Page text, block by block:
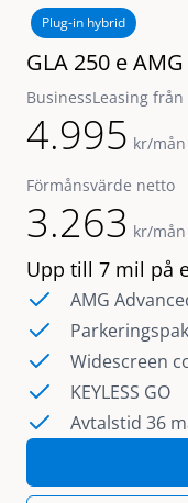
Plug-in hybrid
GLA 250 e
BusinessLeasing från
4.995 kr/mån
Förmånsvärde netto
3.263 kr/mån
Upp till 7 mil på
AMG
Widescreen
KEYLESS GO
Avtalstid 36